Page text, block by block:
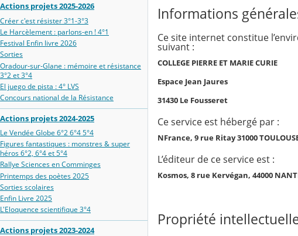
Actions projets 2025-2026
Créer c'est résister 3°1-3°3
Le Harcèlement : parlons-en ! 4°1
Festival Enfin livre 2026
Sorties
Oradour‑sur‑Glane : mémoire et résistance
3°2 et 3°4
El juego de pista : 4° LVS
Concours national de la Résistance
Actions projets 2024-2025
Le Vendée Globe 6°2 6°4 5°4
Figures fantastiques : monstres & super
héros 6°2, 6°4 et 5°4
Rallye Sciences en Comminges
Printemps des poètes 2025
Sorties scolaires
Enfin Livre 2025
L'Eloquence scientifique 3°4
Actions projets 2023-2024
Informations
Ce site internet constitue
suivant :
COLLEGE PIERRE ET MARIE CURIE
Espace Jean Jaures
31430 Le Fousseret
Ce service est hébergé par :
NFrance, 9 rue Ritay 31000
L’éditeur de ce service est :
Kosmos, 8 rue Kervégan, 44000
Propriété